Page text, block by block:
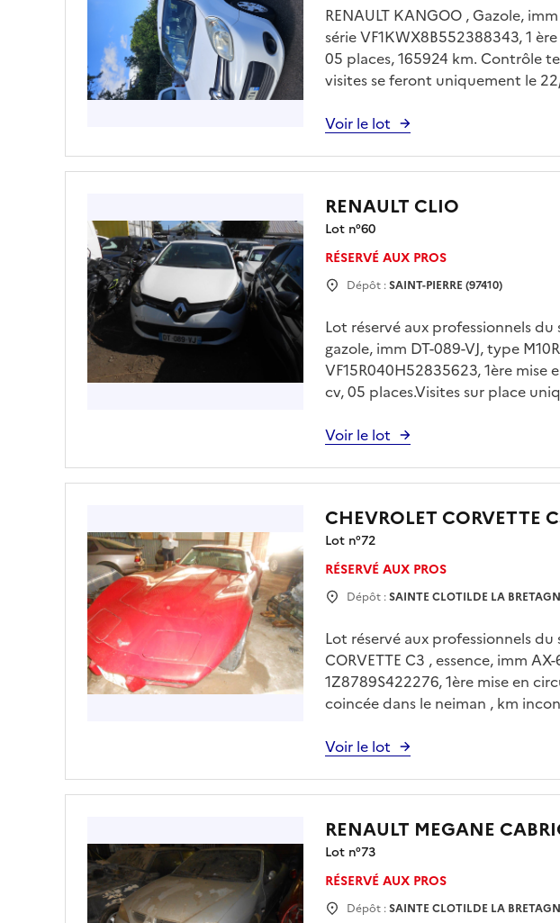
RENAULT KANGOO , Gazole,
série VF1KWX8B552388343, 1
05 places, 165924 km. Contrôle
visites se feront uniquement le
parcnational.fr Enlèvement sur
Voir le lot
RENAULT CLIO
Lot n°60
RÉSERVÉ AUX PROS
Dépôt :SAINT-PIERRE (97410)
Lot réservé aux professionnels
gazole, imm DT-089-VJ, type
VF15R040H52835623, 1ère
cv, 05 places.Visites sur place
rendez vous et présentation
Voir le lot
CHEVROLET CORVETTE
Lot n°72
RÉSERVÉ AUX PROS
Dépôt :SAINTE CLOTILDE LA
Lot réservé aux professionnels
CORVETTE C3 , essence, imm
1Z8789S422276, 1ère mise en
coincée dans le neiman , km
technique du 15/02/2019. Visites
Voir le lot
RENAULT MEGANE
Lot n°73
RÉSERVÉ AUX PROS
Dépôt :SAINTE CLOTILDE LA